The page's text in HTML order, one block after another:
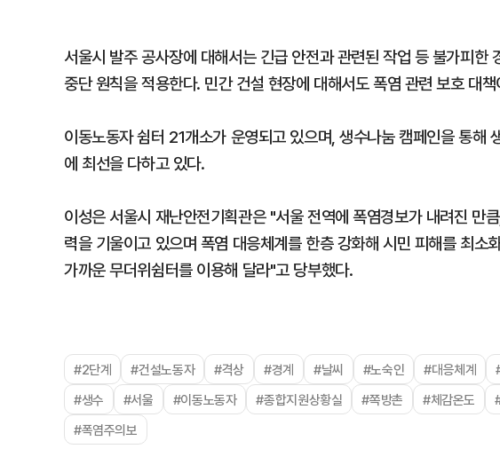
서울시 발주 공사장에 대해서는 긴급 안전과 관련된 작업 등 불가피
중단 원칙을 적용한다. 민간 건설 현장에 대해서도 폭염 관련 보호 대
이동노동자 쉼터 21개소가 운영되고 있으며, 생수나눔 캠페인을 통해
에 최선을 다하고 있다.
이성은 서울시 재난안전기획관은 "서울 전역에 폭염경보가 내려진 만
력을 기울이고 있으며 폭염 대응체계를 한층 강화해 시민 피해를 최
가까운 무더위쉼터를 이용해 달라"고 당부했다.
#2단계 #건설노동자 #격상 #경계 #날씨 #노숙인 #대응체계
#생수
#서울 #이동노동자 #종합지원상황실 #쪽방촌 #체감온도
#폭염주의보